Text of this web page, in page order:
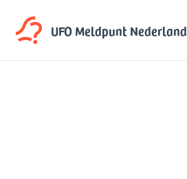
UFO MeldpuntNederland